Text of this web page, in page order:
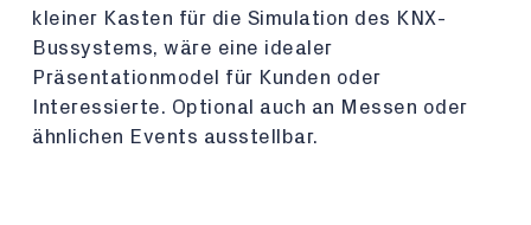
kleiner Kasten für die Simulation des KNX-
Bussystems, wäre eine idealer
Präsentationmodel für Kunden oder
Interessierte. Optional auch an Messen oder
ähnlichen Events ausstellbar.